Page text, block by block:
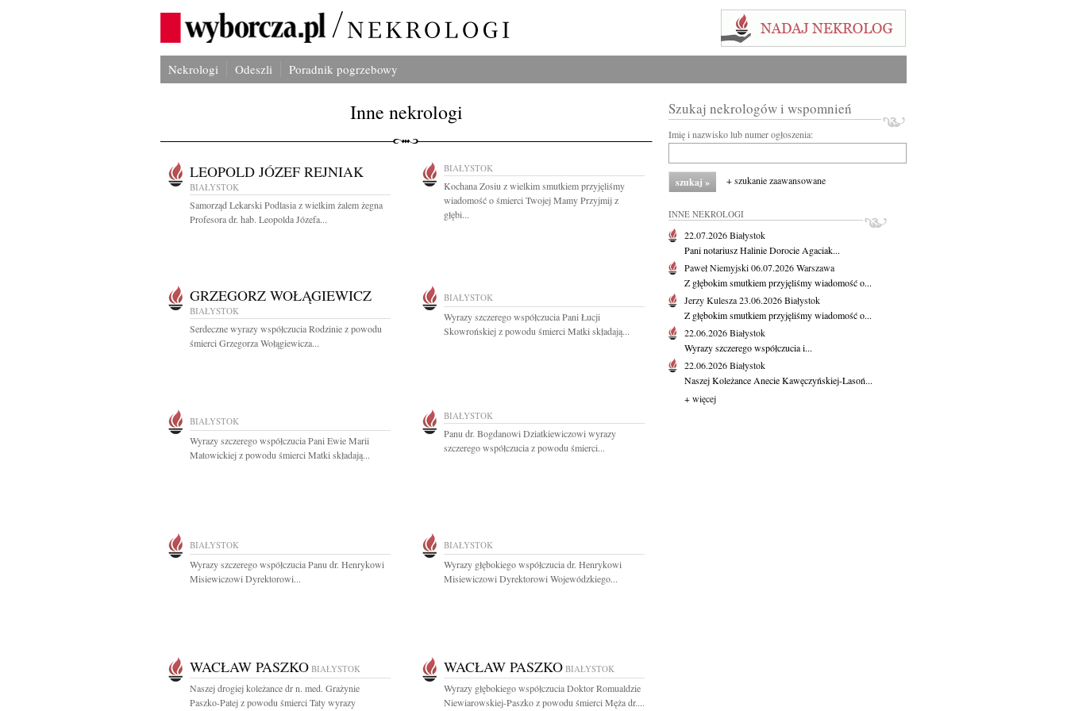
Nekrologi Odeszli Poradnik pogrzebowy
Inne nekrologi
LEOPOLD JÓZEF REJNIAK
BIAŁYSTOK
Samorząd Lekarski Podlasia z wielkim żalem żegna
Profesora dr. hab. Leopolda Józefa...
BIAŁYSTOK
Kochana Zosiu z wielkim smutkiem przyjęliśmy
wiadomość o śmierci Twojej Mamy Przyjmij z
głębi...
GRZEGORZ WOŁĄGIEWICZ
BIAŁYSTOK
Serdeczne wyrazy współczucia Rodzinie z powodu
śmierci Grzegorza Wołągiewicza...
BIAŁYSTOK
Wyrazy szczerego współczucia Pani Łucji
Skowrońskiej z powodu śmierci Matki składają...
BIAŁYSTOK
Wyrazy szczerego współczucia Pani Ewie Marii
Matowickiej z powodu śmierci Matki składają...
BIAŁYSTOK
Panu dr. Bogdanowi Dziatkiewiczowi wyrazy
szczerego współczucia z powodu śmierci...
BIAŁYSTOK
Wyrazy szczerego współczucia Panu dr. Henrykowi
Misiewiczowi Dyrektorowi...
BIAŁYSTOK
Wyrazy głębokiego współczucia dr. Henrykowi
Misiewiczowi Dyrektorowi Wojewódzkiego...
WACŁAW PASZKO BIAŁYSTOK
Naszej drogiej koleżance dr n. med. Grażynie
Paszko-Patej z powodu śmierci Taty wyrazy
WACŁAW PASZKO BIAŁYSTOK
Wyrazy głębokiego współczucia Doktor Romualdzie
Niewiarowskiej-Paszko z powodu śmierci Męża dr....
Szukaj nekrologów i wspomnień
Imię i nazwisko lub numer ogłoszenia:
+ szukanie zaawansowane
INNE NEKROLOGI
22.07.2026Białystok
Pani notariusz Halinie Dorocie Agaciak...
Paweł Niemyjski06.07.2026Warszawa
Z głębokim smutkiem przyjęliśmy wiadomość o...
Jerzy Kulesza23.06.2026Białystok
Z głębokim smutkiem przyjęliśmy wiadomość o...
22.06.2026Białystok
Wyrazy szczerego współczucia i...
22.06.2026Białystok
Naszej Koleżance Anecie Kawęczyńskiej-Lasoń...
+ więcej